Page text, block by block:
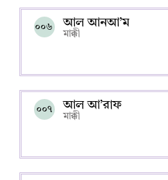
০০৬ আল আনআ’ম
মাক্কী
০০৭ আল আ’রাফ
মাক্কী